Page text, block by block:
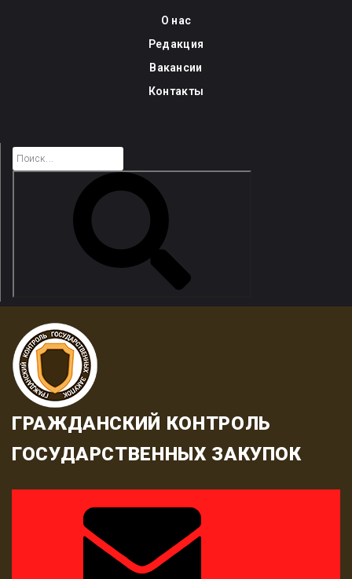
О нас
Редакция
Вакансии
Контакты
ГРАЖДАНСКИЙ КОНТРОЛЬ
ГОСУДАРСТВЕННЫХ ЗАКУПОК